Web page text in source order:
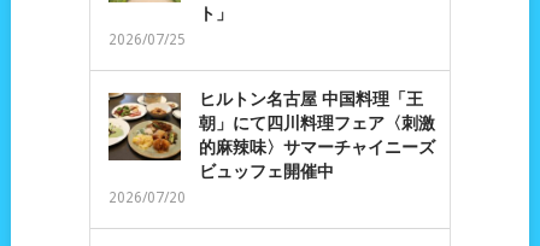
ト」
2026/07/25
ヒルトン名古屋 中国料理「王
朝」にて四川料理フェア〈刺激
的麻辣味〉サマーチャイニーズ
ビュッフェ開催中
2026/07/20